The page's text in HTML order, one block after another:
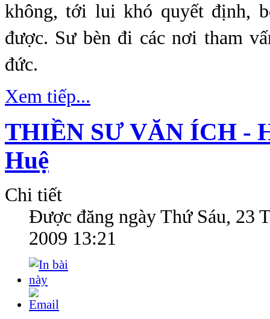
không, tới lui khó quyết định,
được. Sư bèn đi các nơi tham
đức.
Xem tiếp...
THIỀN SƯ VĂN ÍCH -
Huệ
Chi tiết
Được đăng ngày Thứ Sáu, 23
2009 13:21